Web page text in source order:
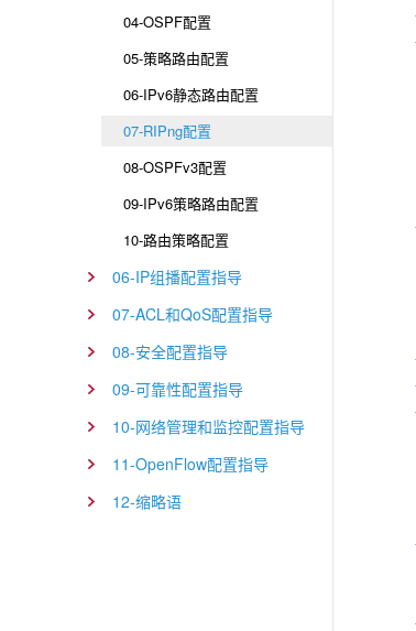
04-OSPF配置
05-策略路由配置
06-IPv6静态路由配置
07-RIPng配置
08-OSPFv3配置
09-IPv6策略路由配置
10-路由策略配置
06-IP组播配置指导
07-ACL和QoS配置指导
08-安全配置指导
09-可靠性配置指导
10-网络管理和监控配置指导
11-OpenFlow配置指导
12-缩略语